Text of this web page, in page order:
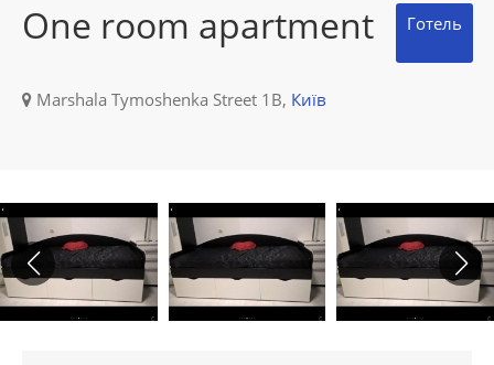
One room apartment Готель
Marshala Tymoshenka Street 1B, Київ